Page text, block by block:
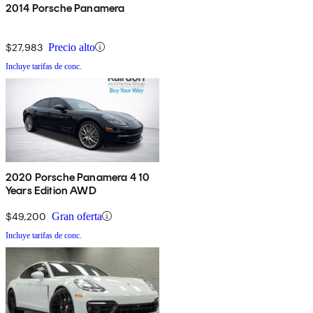
2014 Porsche Panamera
$27,983 Precio alto
Incluye tarifas de conc.
2020 Porsche Panamera 4 10
Years Edition AWD
$49,200 Gran oferta
Incluye tarifas de conc.